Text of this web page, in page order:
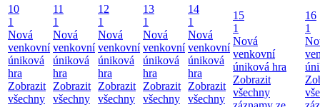
10
1
Nová
venkovní
úniková
hra
Zobrazit
všechny
11
1
Nová
venkovní
úniková
hra
Zobrazit
všechny
12
1
Nová
venkovní
úniková
hra
Zobrazit
všechny
13
1
Nová
venkovní
úniková
hra
Zobrazit
všechny
14
1
Nová
venkovní
úniková
hra
Zobrazit
všechny
15
1
Nová
venkovní
úniková hra
Zobrazit
všechny
16
1